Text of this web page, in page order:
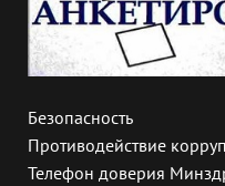
Безопасность
Противодействие
Телефон доверия